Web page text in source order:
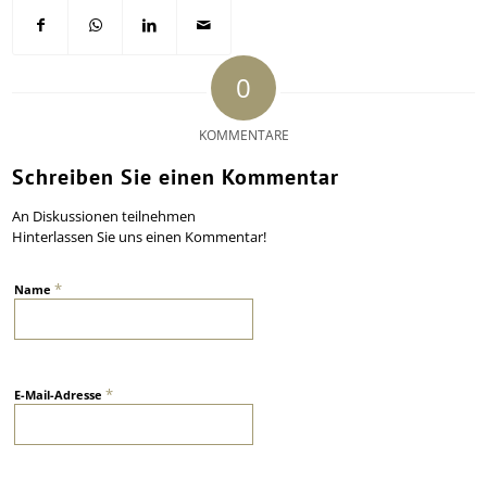
0
KOMMENTARE
Schreiben Sie einen Kommentar
An Diskussionen teilnehmen
Hinterlassen Sie uns einen Kommentar!
Name*
E-Mail-Adresse*